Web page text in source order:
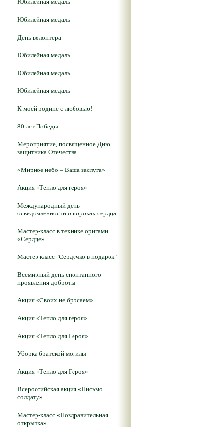
Юбилейная медаль
Юбилейная медаль
День волонтера
Юбилейная медаль
Юбилейная медаль
Юбилейная медаль
К моей родине с любовью!
80 лет Победы
Мероприятие, посвященное Дню
защитника Отечества
«Мирное небо – Ваша заслуга»
Акция «Тепло для героя»
Международный день
осведомленности о пороках сердца
Мастер-класс в технике оригами
«Сердце»
Мастер класс "Сердечко в подарок"
Всемирный день спонтанного
проявления доброты
Акция «Своих не бросаем»
Акция «Тепло для героя»
Акция «Тепло для Героя»
Уборка братской могилы
Акция «Тепло для Героя»
Всероссийская акция «Письмо
солдату»
Мастер-класс «Поздравительная
открытка»